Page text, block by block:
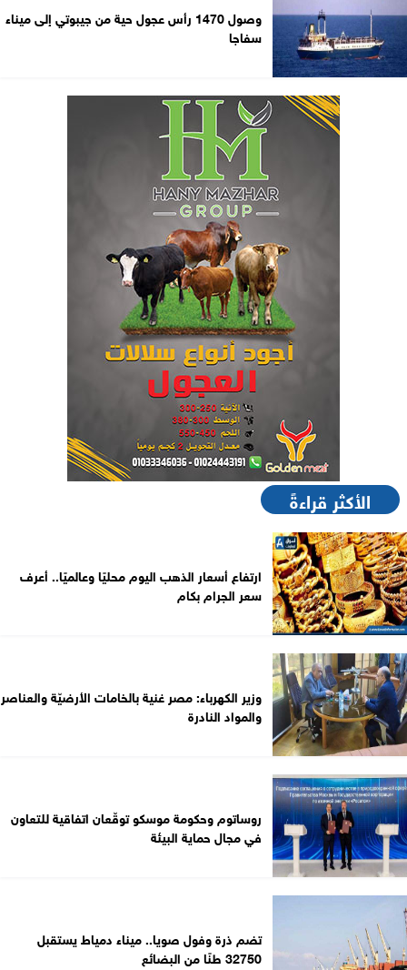
وصول 1470 رأس عجول حية من جيبوتي إلى ميناء
سفاجا
الأكثر قراءةً
ارتفاع أسعار الذهب اليوم محليًا وعالميًا.. أعرف
سعر الجرام بكام
وزير الكهرباء: مصر غنية بالخامات الأرضيّة والعناصر
والمواد النادرة
روساتوم وحكومة موسكو توقّعان اتفاقية للتعاون
في مجال حماية البيئة
تضم ذرة وفول صويا.. ميناء دمياط يستقبل
32750 طنًا من البضائع